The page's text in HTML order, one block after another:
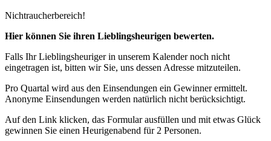
Nichtraucherbereich!
Hier können Sie ihren Lieblingsheurigen bewerten.
Falls Ihr Lieblingsheuriger in unserem Kalender noch nicht
eingetragen ist, bitten wir Sie, uns dessen Adresse mitzuteilen.
Pro Quartal wird aus den Einsendungen ein Gewinner ermittelt.
Anonyme Einsendungen werden natürlich nicht berücksichtigt.
Auf den Link klicken, das Formular ausfüllen und mit etwas Glück
gewinnen Sie einen Heurigenabend für 2 Personen.